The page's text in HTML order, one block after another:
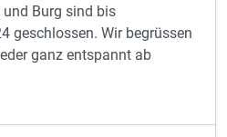
und Burg sind bis
geschlossen. Wir begrüssen
ganz entspannt ab